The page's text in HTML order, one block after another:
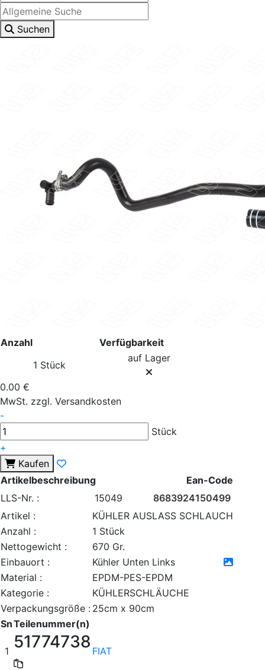
Suchen
Anzahl
Verfügbarkeit
1 Stück
auf Lager
0.00 €
MwSt. zzgl. Versandkosten
-
Stück
+
Kaufen
Artikelbeschreibung
Ean-Code
LLS-Nr. :
15049
8683924150499
Artikel :
KÜHLER AUSLASS SCHLAUCH
Anzahl :
1 Stück
Nettogewicht :
670 Gr.
Einbauort :
Kühler Unten Links
Material :
EPDM-PES-EPDM
Kategorie :
KÜHLERSCHLÄUCHE
Verpackungsgröße : 25cm x 90cm
SnTeilenummer(n)
1 51774738 FIAT